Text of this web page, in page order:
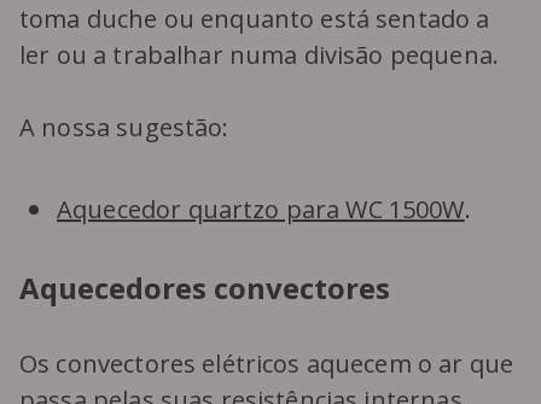
toma duche ou enquanto está sentado a
ler ou a trabalhar numa divisão pequena.
A nossa sugestão:
Aquecedor quartzo para WC 1500W.
Aquecedores convectores
Os convectores elétricos aquecem o ar que